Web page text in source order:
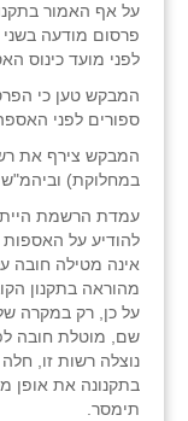
על אף האמור
פרסום מודעה בשני
לפני מועד כינוס
המבקש טען כי
ספורים לפני
המבקש צירף את
במחלוקת)
עמדת הרשמת
אינה מטילה חובה
מהוראה בתקנון
על כן, רק במקרה
שם, מוטלת חובה
בתקנונה את אופן
תימסר.